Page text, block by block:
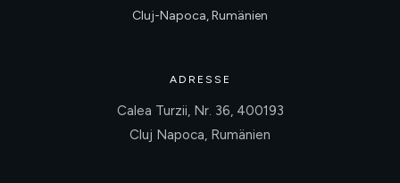
Cluj-Napoca, Rumänien
ADRESSE
Calea Turzii, Nr. 36, 400193
Cluj Napoca, Rumänien